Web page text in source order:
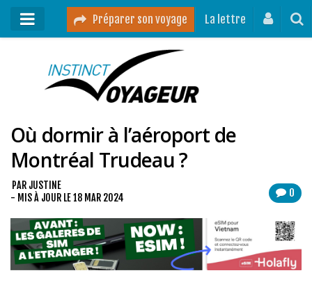
Préparer son voyage La lettre
Mon podcast
Destinations
Mes ressources pour voyager
Guides voyages
Contact
Mon journal de bord sur Instagram
Où dormir à l’aéroport de
Montréal Trudeau ?
0
PAR JUSTINE
- MIS À JOUR LE18 MAR 2024